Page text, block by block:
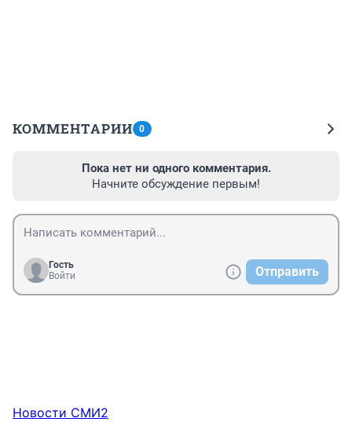
КОММЕНТАРИИ 0
Пока нет ни одного комментария.
Начните обсуждение первым!
Гость
Войти
Отправить
Новости СМИ2